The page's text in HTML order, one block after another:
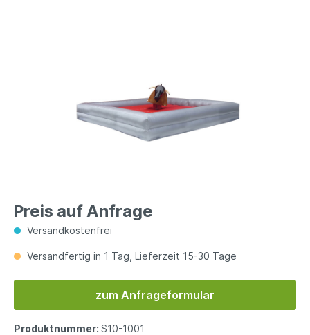
Preis auf Anfrage
Versandkostenfrei
Versandfertig in 1 Tag, Lieferzeit 15-30 Tage
zum Anfrageformular
Produktnummer: S10-1001